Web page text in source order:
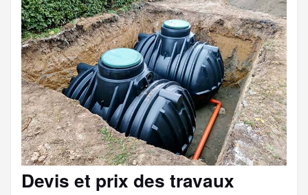
Devis et prix des travaux